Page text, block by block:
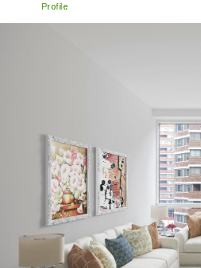
Profile